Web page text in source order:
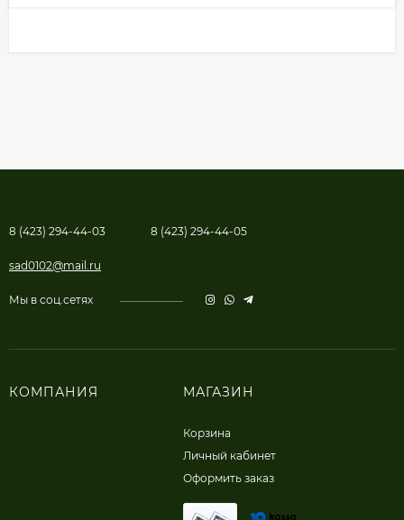
8 (423) 294-44-03 8 (423) 294-44-05
sad0102@mail.ru
Мы в соц.сетях
КОМПАНИЯ МАГАЗИН
Корзина
Личный кабинет
Оформить заказ